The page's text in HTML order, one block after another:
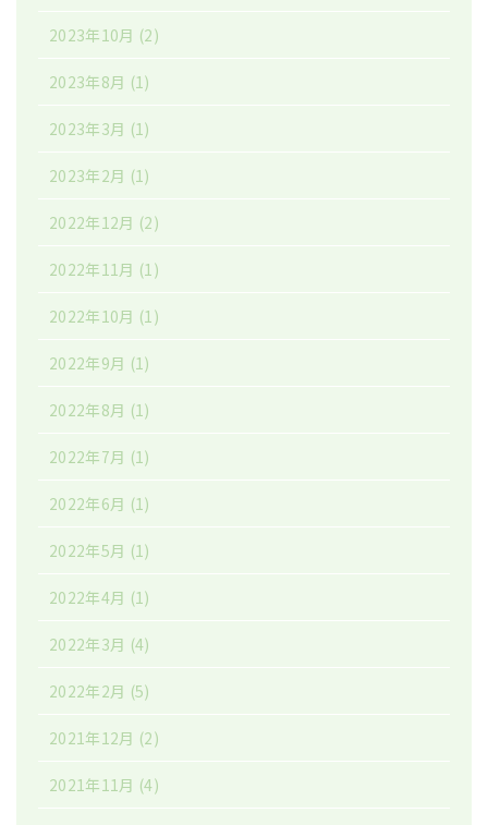
2023年10月 (2)
2023年8月 (1)
2023年3月 (1)
2023年2月 (1)
2022年12月 (2)
2022年11月 (1)
2022年10月 (1)
2022年9月 (1)
2022年8月 (1)
2022年7月 (1)
2022年6月 (1)
2022年5月 (1)
2022年4月 (1)
2022年3月 (4)
2022年2月 (5)
2021年12月 (2)
2021年11月 (4)